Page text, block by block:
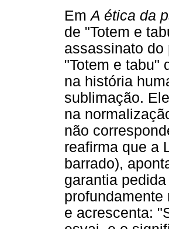
EmA ética da
de "Totem e
assassinato do
"Totem e tabu"
na história
sublimação.
na
não
reafirma que a
barrado),
garantia
profundamente
e acrescenta: